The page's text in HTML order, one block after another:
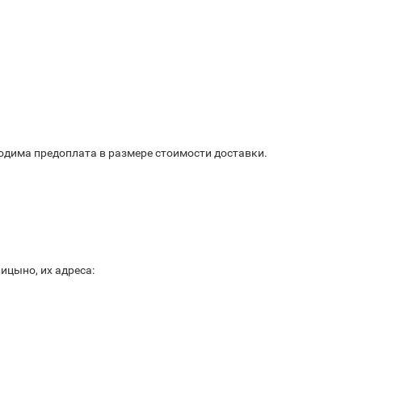
предоплата в размере стоимости доставки.
их адреса: